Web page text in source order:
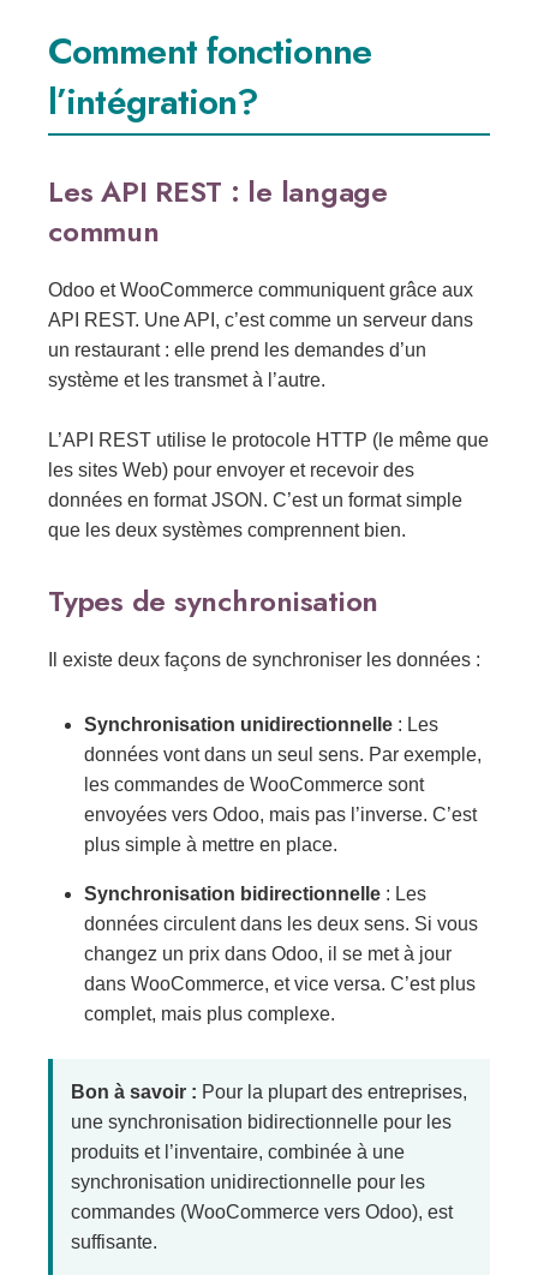
Comment fonctionne
l’intégration?
Les API REST : le langage
commun
Odoo et WooCommerce communiquent grâce aux
API REST. Une API, c’est comme un serveur dans
un restaurant : elle prend les demandes d’un
système et les transmet à l’autre.
L’API REST utilise le protocole HTTP (le même que
les sites Web) pour envoyer et recevoir des
données en format JSON. C’est un format simple
que les deux systèmes comprennent bien.
Types de synchronisation
Il existe deux façons de synchroniser les données :
Synchronisation unidirectionnelle : Les
données vont dans un seul sens. Par exemple,
les commandes de WooCommerce sont
envoyées vers Odoo, mais pas l’inverse. C’est
plus simple à mettre en place.
Synchronisation bidirectionnelle : Les
données circulent dans les deux sens. Si vous
changez un prix dans Odoo, il se met à jour
dans WooCommerce, et vice versa. C’est plus
complet, mais plus complexe.
Bon à savoir : Pour la plupart des entreprises,
une synchronisation bidirectionnelle pour les
produits et l’inventaire, combinée à une
synchronisation unidirectionnelle pour les
commandes (WooCommerce vers Odoo), est
suffisante.